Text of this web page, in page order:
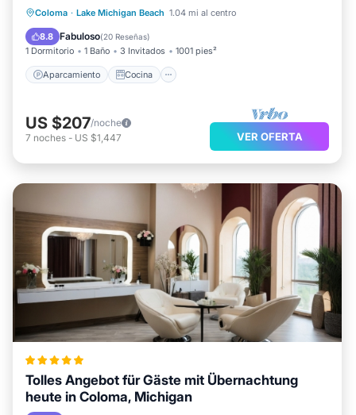
Coloma · Lake Michigan Beach 1.04 mi al centro
8.8 Fabuloso(20 Reseñas)
1 Dormitorio 1 Baño 3 Invitados 1001 pies²
Aparcamiento Cocina
Aparcamiento
Cocina
Aire acondicionado
US $207/noche
7 noches - US $1,447 VER OFERTA
Tolles Angebot für Gäste mit Übernachtung
heute in Coloma, Michigan